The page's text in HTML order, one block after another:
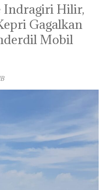
Indragiri Hilir,
Gagalkan
Mobil